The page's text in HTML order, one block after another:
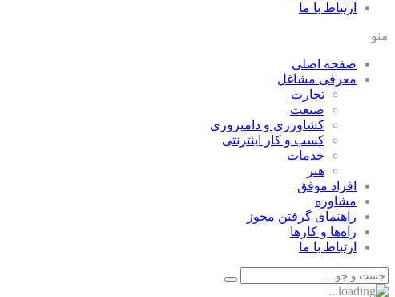
ارتباط با ما
منو
صفحه اصلی
معرفی مشاغل
تجارت
صنعت
كشاورزی و دامپروری
كسب و كار اينترنتی
خدمات
هنر
افراد موفق
مشاوره
راهنمای گرفتن مجوز
راه‌ها و كارها
ارتباط با ما